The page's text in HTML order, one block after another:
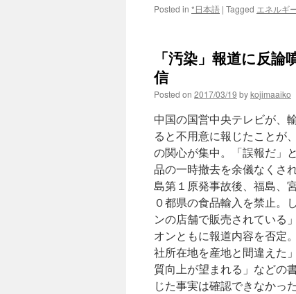
Posted in *日本語 | Tagged エネルギ
「汚染」報道に反
信
Posted on 2017/03/19 bykojimaaiko
中国の国営中央テレビが、
ると不用意に報じたことが
の関心が集中。「誤報だ」
品の一時撤去を余儀なくさ
島第１原発事故後、福島、
０都県の食品輸入を禁止。
ンの店舗で販売されている
オンともに報道内容を否定
社所在地を産地と間違えた
質向上が望まれる」などの
じた事実は確認できなかっ